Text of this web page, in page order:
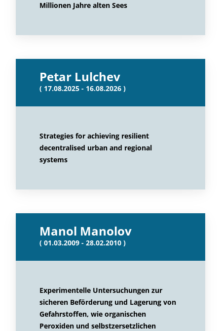
Millionen Jahre alten Sees
Petar Lulchev
( 17.08.2025 - 16.08.2026 )
Strategies for achieving resilient
decentralised urban and regional
systems
Manol Manolov
( 01.03.2009 - 28.02.2010 )
Experimentelle Untersuchungen zur
sicheren Beförderung und Lagerung von
Gefahrstoffen, wie organischen
Peroxiden und selbstzersetzlichen